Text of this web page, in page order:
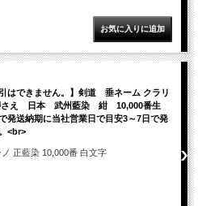
はできません。】剣道 垂ネーム クラリ
さえ 日本 武州藍染 紺 10,000番生
送納期に当社営業日で目安3～7日で発
<br>
正藍染 10,000番 白文字